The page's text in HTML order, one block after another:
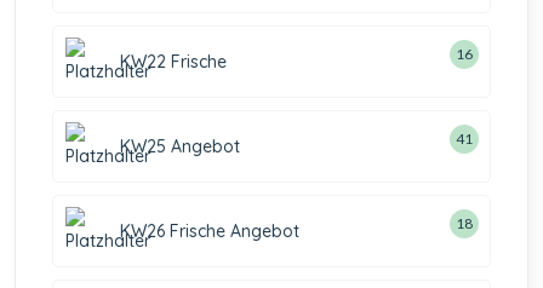
KW22 Frische 16
KW25 Angebot 41
KW26 Frische Angebot 18